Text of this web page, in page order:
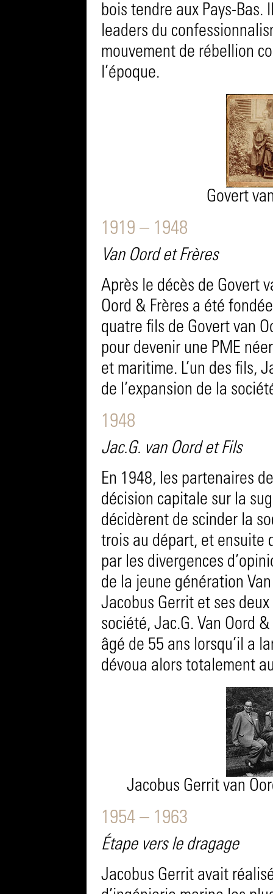
bois tendre aux Pays-Bas.
leaders du
mouvement de rébellion
l’époque.
Govert
1919 – 1948
Van Oord et Frères
Après le décès de Govert
Oord & Frères a été
quatre fils de Govert van
pour devenir une PME
et maritime. L’un des fils,
de l’expansion de la
1948
Jac.G. van Oord et Fils
En 1948, les partenaires
décision capitale sur la
décidèrent de scinder la
trois au départ, et ensuite
par les divergences
de la jeune génération
Jacobus Gerrit et ses
société, Jac.G. Van Oord
âgé de 55 ans lorsqu’il a
dévoua alors totalement
Jacobus Gerrit van
1954 – 1963
Étape vers le dragage
Jacobus Gerrit avait